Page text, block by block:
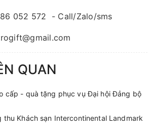
052 572 - Call/Zalo/sms
QUAN
cấp - quà tặng phục vụ Đại hội Đảng bộ
thu Khách sạn Intercontinental Landmark